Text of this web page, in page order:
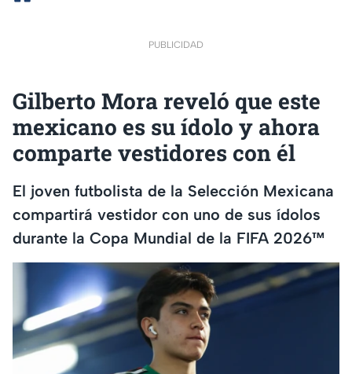
PUBLICIDAD
Gilberto Mora reveló que este
mexicano es su ídolo y ahora
comparte vestidores con él
El joven futbolista de la Selección Mexicana
compartirá vestidor con uno de sus ídolos
durante la Copa Mundial de la FIFA 2026™